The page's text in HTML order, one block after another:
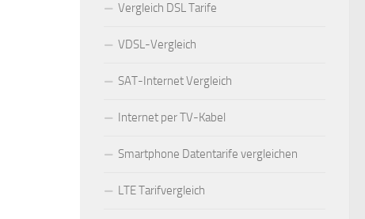
Vergleich DSL Tarife
VDSL-Vergleich
SAT-Internet Vergleich
Internet per TV-Kabel
Smartphone Datentarife vergleichen
LTE Tarifvergleich